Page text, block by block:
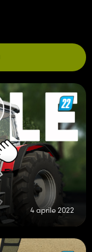
4 aprile 2022